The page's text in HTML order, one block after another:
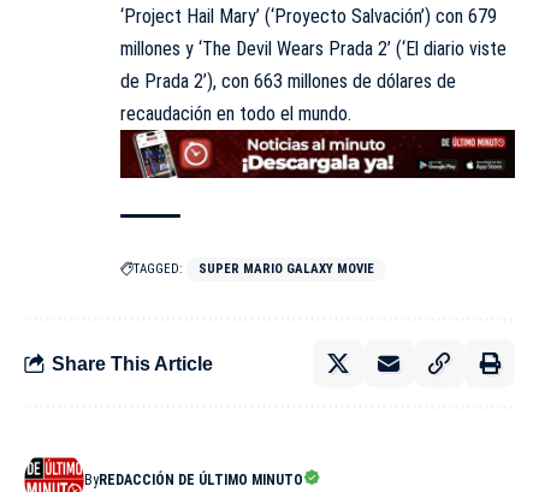
‘Project Hail Mary’ (‘Proyecto Salvación’) con 679
millones y ‘The Devil Wears Prada 2’ (‘El diario viste
de Prada 2’), con 663 millones de dólares de
recaudación en todo el mundo.
TAGGED: SUPER MARIO GALAXY MOVIE
Share This Article
ByREDACCIÓN DE ÚLTIMO MINUTO